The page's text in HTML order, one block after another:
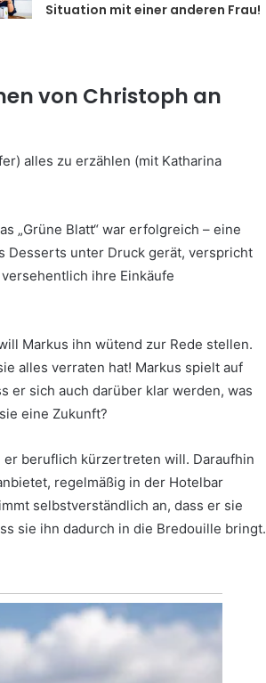
Situation mit einer anderen Frau!
von Christoph an
„Grüne Blatt“ war erfolgreich – eine
Desserts unter Druck gerät, verspricht
ihre Einkäufe
Markus ihn wütend zur Rede stellen.
alles verraten hat! Markus spielt auf
er sich auch darüber klar werden, was
eine Zukunft?
er beruflich kürzertreten will. Daraufhin
regelmäßig in der Hotelbar
selbstverständlich an, dass er sie
sie ihn dadurch in die Bredouille bringt.